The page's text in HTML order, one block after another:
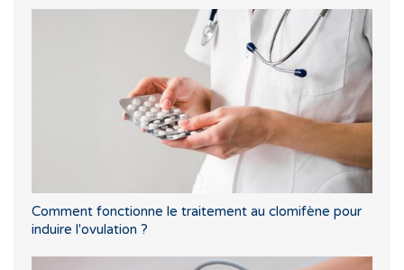
Comment fonctionne le traitement au clomifène pour
induire l'ovulation ?